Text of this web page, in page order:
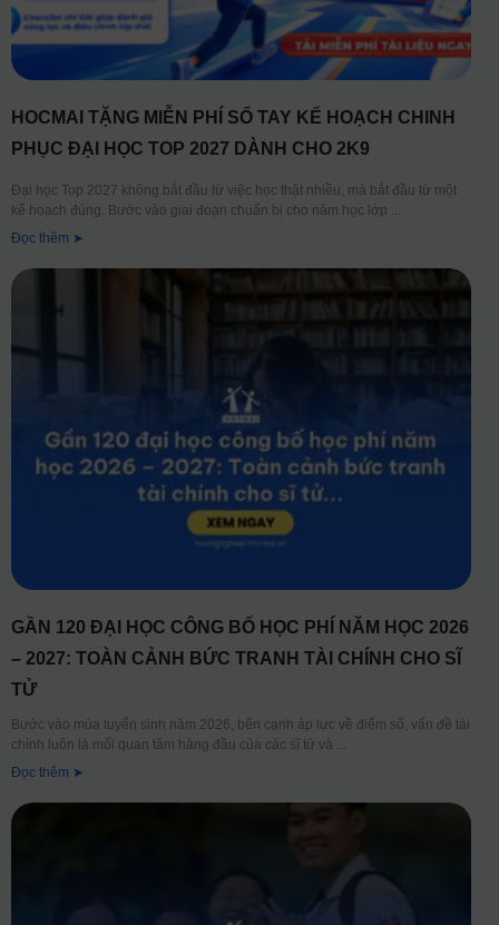
HOCMAI TẶNG MIỄN PHÍ SỔ TAY KẾ HOẠCH CHINH
PHỤC ĐẠI HỌC TOP 2027 DÀNH CHO 2K9
Đại học Top 2027 không bắt đầu từ việc học thật nhiều, mà bắt đầu từ một
kế hoạch đúng. Bước vào giai đoạn chuẩn bị cho năm học lớp
Đọc thêm ➤
GẦN 120 ĐẠI HỌC CÔNG BỐ HỌC PHÍ NĂM HỌC 2026
– 2027: TOÀN CẢNH BỨC TRANH TÀI CHÍNH CHO SĨ
TỬ
Bước vào mùa tuyển sinh năm 2026, bên cạnh áp lực về điểm số, vấn đề tài
chính luôn là mối quan tâm hàng đầu của các sĩ tử và
Đọc thêm ➤